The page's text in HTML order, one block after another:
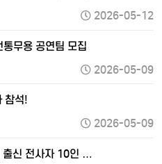
2026-05-12
무용 공연팀 모집
2026-05-09
참석!
2026-05-09
출신 전사자 10인 …